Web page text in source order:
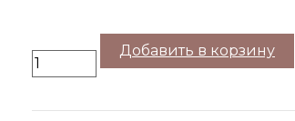
Добавить в корзину